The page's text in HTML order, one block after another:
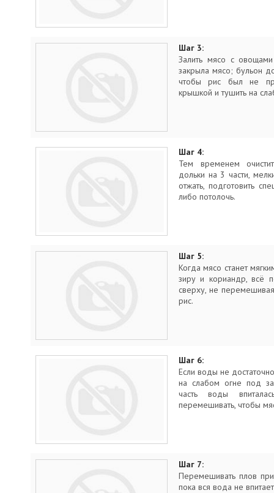
Шаг 3:
Залить мясо с
закрыла мясо; бульон
чтобы рис был не
крышкой и тушить на
Шаг 4:
Тем временем
дольки на 3 части,
отжать, подготовить
либо потолочь.
Шаг 5:
Когда мясо станет
зиру и кориандр, всё
сверху, не
рис.
Шаг 6:
Если воды не
на слабом огне под
часть воды
перемешивать, чтобы
Шаг 7:
Перемешивать плов
пока вся вода не